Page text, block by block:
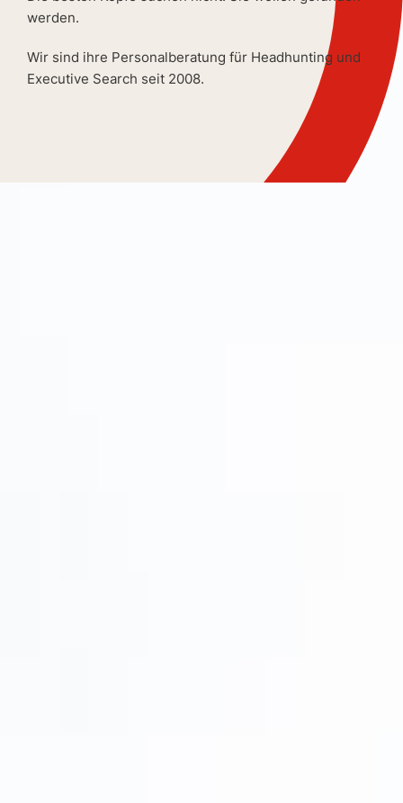
werden.
Wir sind ihre Personalberatung für Headhunting und
Executive Search seit 2008.